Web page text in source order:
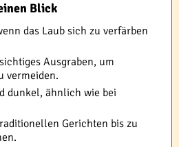
Blick
das Laub sich zu verfärben
Ausgraben, um
vermeiden.
dunkel, ähnlich wie bei
Gerichten bis zu